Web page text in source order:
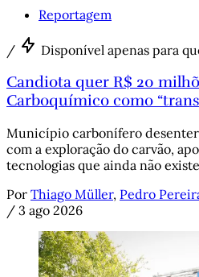
Reportagem
/ Disponível apenas para
Candiota quer R$ 20
Carboquímico como
Município carbonífero
com a exploração do carvão,
tecnologias que ainda não
Por Thiago Müller, Pedro
/ 3 ago 2026